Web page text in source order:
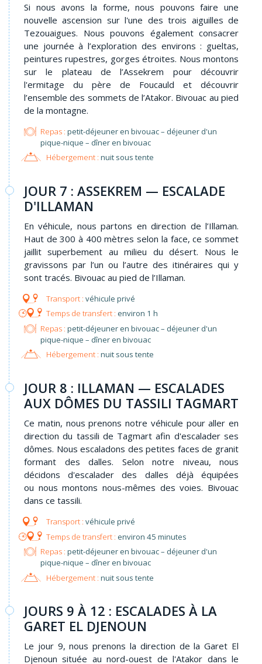
Si nous avons la forme, nous pouvons faire une
nouvelle ascension sur l'une des trois aiguilles de
Tezouaigues. Nous pouvons également consacrer
une journée à l’exploration des environs : gueltas,
peintures rupestres, gorges étroites. Nous montons
sur le plateau de l’Assekrem pour découvrir
l'ermitage du père de Foucauld et découvrir
l’ensemble des sommets de l’Atakor. Bivouac au pied
de la montagne.
Repas : petit-déjeuner en bivouac – déjeuner d'un
pique-nique – dîner en bivouac
Hébergement : nuit sous tente
JOUR 7 : ASSEKREM — ESCALADE
D'ILLAMAN
En véhicule, nous partons en direction de l’Illaman.
Haut de 300 à 400 mètres selon la face, ce sommet
jaillit superbement au milieu du désert. Nous le
gravissons par l’un ou l’autre des itinéraires qui y
sont tracés. Bivouac au pied de l’Illaman.
véhicule privé
environ 1 h
Repas : petit-déjeuner en bivouac – déjeuner d'un
pique-nique – dîner en bivouac
Hébergement : nuit sous tente
JOUR 8 : ILLAMAN — ESCALADES
AUX DÔMES DU TASSILI TAGMART
Ce matin, nous prenons notre véhicule pour aller en
direction du tassili de Tagmart afin d'escalader ses
dômes. Nous escaladons des petites faces de granit
formant des dalles. Selon notre niveau, nous
décidons d'escalader des dalles déjà équipées
ou nous montons nous-mêmes des voies. Bivouac
dans ce tassili.
véhicule privé
environ 45 minutes
Repas : petit-déjeuner en bivouac – déjeuner d'un
pique-nique – dîner en bivouac
Hébergement : nuit sous tente
JOURS 9 À 12 : ESCALADES À LA
GARET EL DJENOUN
Le jour 9, nous prenons la direction de la Garet El
Djenoun située au nord-ouest de l'Atakor dans le